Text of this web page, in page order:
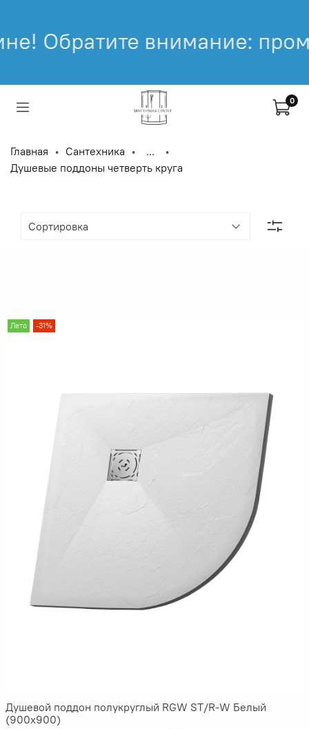
промокод не
0
Главная Сантехника
...
Душевые поддоны четверть круга
Лето -31%
Душевой поддон полукруглый RGW ST/R-W Белый
(900x900)